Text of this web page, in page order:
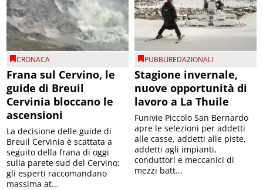
CRONACA
Frana sul Cervino, le
guide di Breuil
Cervinia bloccano le
ascensioni
La decisione delle guide di
Breuil Cervinia è scattata a
seguito della frana di oggi
sulla parete sud del Cervino;
gli esperti raccomandano
massima at...
PUBBLIREDAZIONALI
Stagione invernale,
nuove opportunità di
lavoro a La Thuile
Funivie Piccolo San Bernardo
apre le selezioni per addetti
alle casse, addetti alle piste,
addetti agli impianti,
conduttori e meccanici di
mezzi batt...